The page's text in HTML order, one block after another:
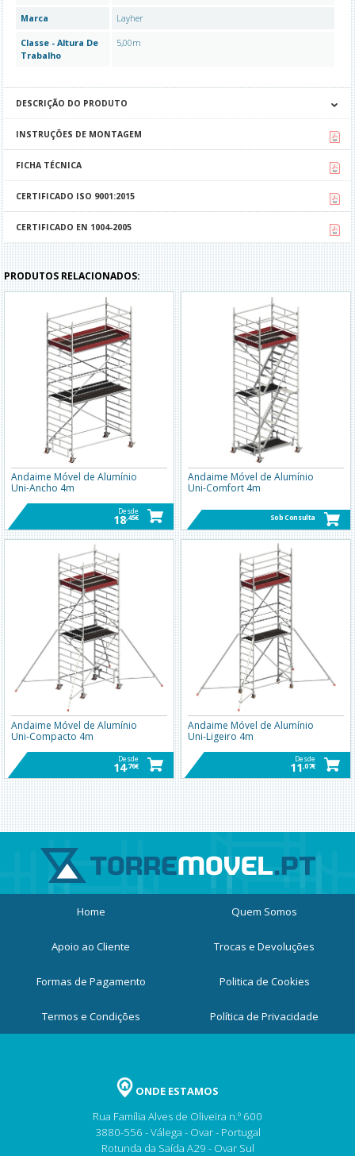
Marca Layher
Classe - Altura De
Trabalho
5,00m
DESCRIÇÃO DO PRODUTO
INSTRUÇÕES DE MONTAGEM
FICHA TÉCNICA
CERTIFICADO ISO 9001:2015
CERTIFICADO EN 1004-2005
PRODUTOS RELACIONADOS:
Andaime Móvel de Alumínio
Uni-Ancho 4m
Desde
18,45€
Andaime Móvel de Alumínio
Uni-Comfort 4m
Sob Consulta
Andaime Móvel de Alumínio
Uni-Compacto 4m
Desde
14,76€
Andaime Móvel de Alumínio
Uni-Ligeiro 4m
Desde
11,07€
Home Quem Somos
Apoio ao Cliente Trocas e Devoluções
Formas de Pagamento Politica de Cookies
Termos e Condições Política de Privacidade
ONDE ESTAMOS
Rua Família Alves de Oliveira n.º 600
3880-556 - Válega - Ovar - Portugal
Rotunda da Saída A29 - Ovar Sul